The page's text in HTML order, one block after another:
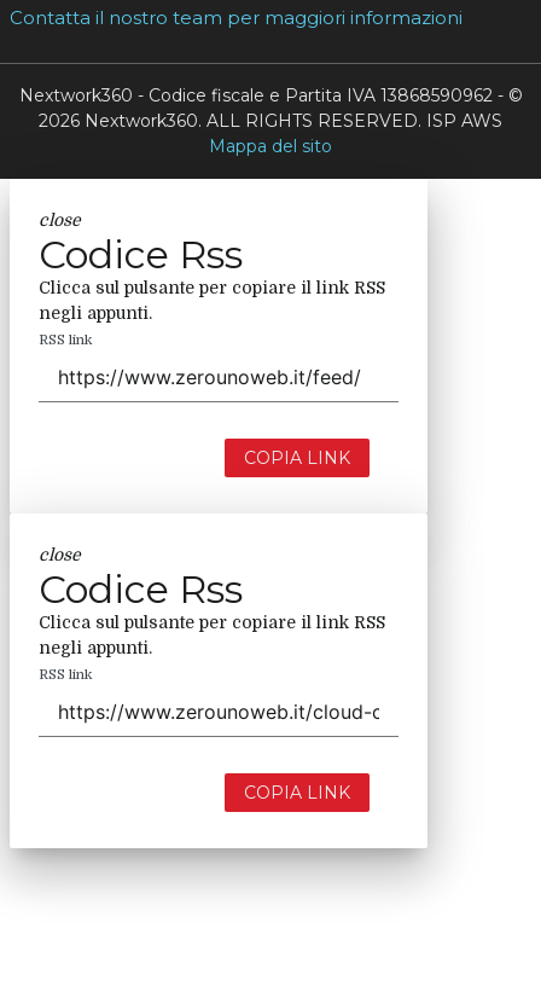
Contatta il nostro team per maggiori informazioni
Nextwork360 - Codice fiscale e Partita IVA 13868590962 - ©
2026 Nextwork360. ALL RIGHTS RESERVED. ISP AWS
Mappa del sito
close
Codice Rss
Clicca sul pulsante per copiare il link RSS
negli appunti.
RSS link
COPIA LINK
close
Codice Rss
Clicca sul pulsante per copiare il link RSS
negli appunti.
RSS link
COPIA LINK